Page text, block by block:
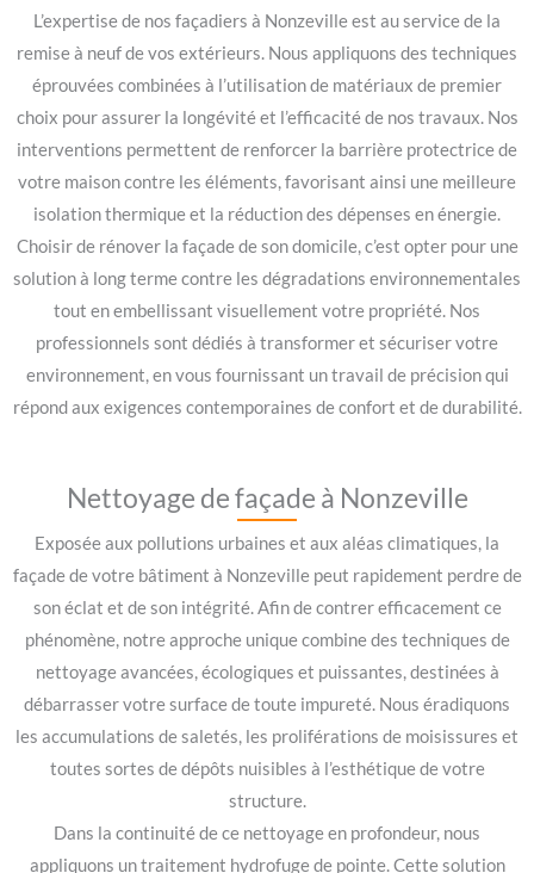
L’expertise de nos façadiers à Nonzeville est au service de la
remise à neuf de vos extérieurs. Nous appliquons des techniques
éprouvées combinées à l’utilisation de matériaux de premier
choix pour assurer la longévité et l’efficacité de nos travaux. Nos
interventions permettent de renforcer la barrière protectrice de
votre maison contre les éléments, favorisant ainsi une meilleure
isolation thermique et la réduction des dépenses en énergie.
Choisir de rénover la façade de son domicile, c’est opter pour une
solution à long terme contre les dégradations environnementales
tout en embellissant visuellement votre propriété. Nos
professionnels sont dédiés à transformer et sécuriser votre
environnement, en vous fournissant un travail de précision qui
répond aux exigences contemporaines de confort et de durabilité.
Nettoyage de façade à Nonzeville
Exposée aux pollutions urbaines et aux aléas climatiques, la
façade de votre bâtiment à Nonzeville peut rapidement perdre de
son éclat et de son intégrité. Afin de contrer efficacement ce
phénomène, notre approche unique combine des techniques de
nettoyage avancées, écologiques et puissantes, destinées à
débarrasser votre surface de toute impureté. Nous éradiquons
les accumulations de saletés, les proliférations de moisissures et
toutes sortes de dépôts nuisibles à l’esthétique de votre
structure.
Dans la continuité de ce nettoyage en profondeur, nous
appliquons un traitement hydrofuge de pointe. Cette solution